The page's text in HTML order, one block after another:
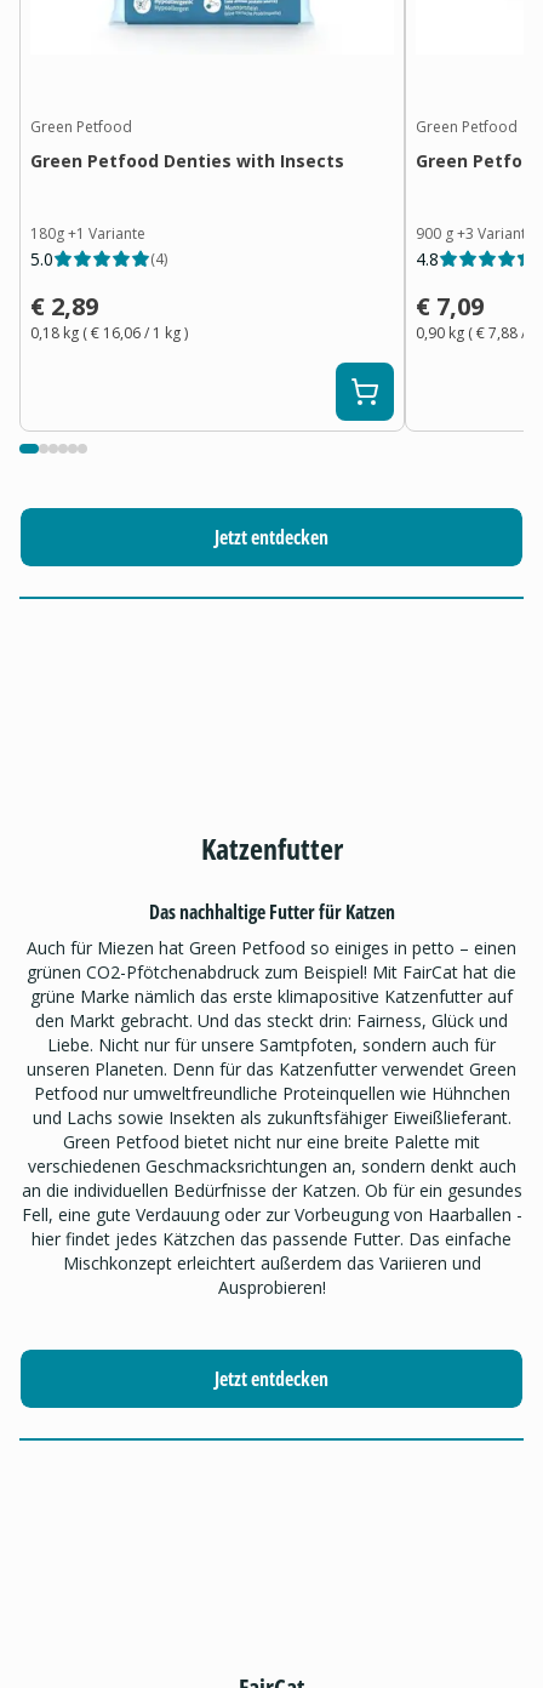
Green Petfood
Green Petfood Denties with Insects
180g+1 Variante
5.0 (4)
€ 2,89
0,18 kg (€ 16,06/ 1 kg)
Green Petfood
Green
900 g+3 Varianten
4.8
€ 7,09
0,90 kg (€ 7,88/ 1
Jetzt entdecken
Katzenfutter
Das nachhaltige Futter für Katzen
Auch für Miezen hat Green Petfood so einiges in petto – einen
grünen CO2-Pfötchenabdruck zum Beispiel! Mit FairCat hat die
grüne Marke nämlich das erste klimapositive Katzenfutter auf
den Markt gebracht. Und das steckt drin: Fairness, Glück und
Liebe. Nicht nur für unsere Samtpfoten, sondern auch für
unseren Planeten. Denn für das Katzenfutter verwendet Green
Petfood nur umweltfreundliche Proteinquellen wie Hühnchen
und Lachs sowie Insekten als zukunftsfähiger Eiweißlieferant.
Green Petfood bietet nicht nur eine breite Palette mit
verschiedenen Geschmacksrichtungen an, sondern denkt auch
an die individuellen Bedürfnisse der Katzen. Ob für ein gesundes
Fell, eine gute Verdauung oder zur Vorbeugung von Haarballen -
hier findet jedes Kätzchen das passende Futter. Das einfache
Mischkonzept erleichtert außerdem das Variieren und
Ausprobieren!
Jetzt entdecken